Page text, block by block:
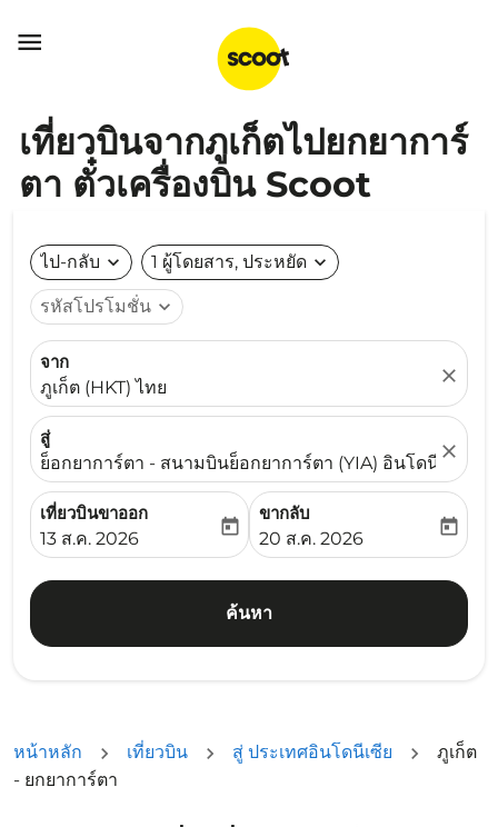

เที่ยวบินจากภูเก็ตไปยกยาการ์
ตา ตั๋วเครื่องบิน Scoot
ไป-กลับ expand_more 1 ผู้โดยสาร, ประหยัด expand_more
รหัสโปรโมชั่น expand_more
จาก
ภูเก็ต (HKT) ไทย
close
สู่
ย็อกยาการ์ตา - สนามบินย็อกยาการ์ตา (YIA) อินโดนีเซีย
close
เที่ยวบินขาออก
fc-booking-departure-date-aria-label
13 ส.ค. 2026
today
ขากลับ
fc-booking-return-date-
20 ส.ค. 2026
today
ค้นหา
หน้าหลัก เที่ยวบิน สู่ ประเทศอินโดนีเซีย
ภูเก็ต
- ยกยาการ์ตา